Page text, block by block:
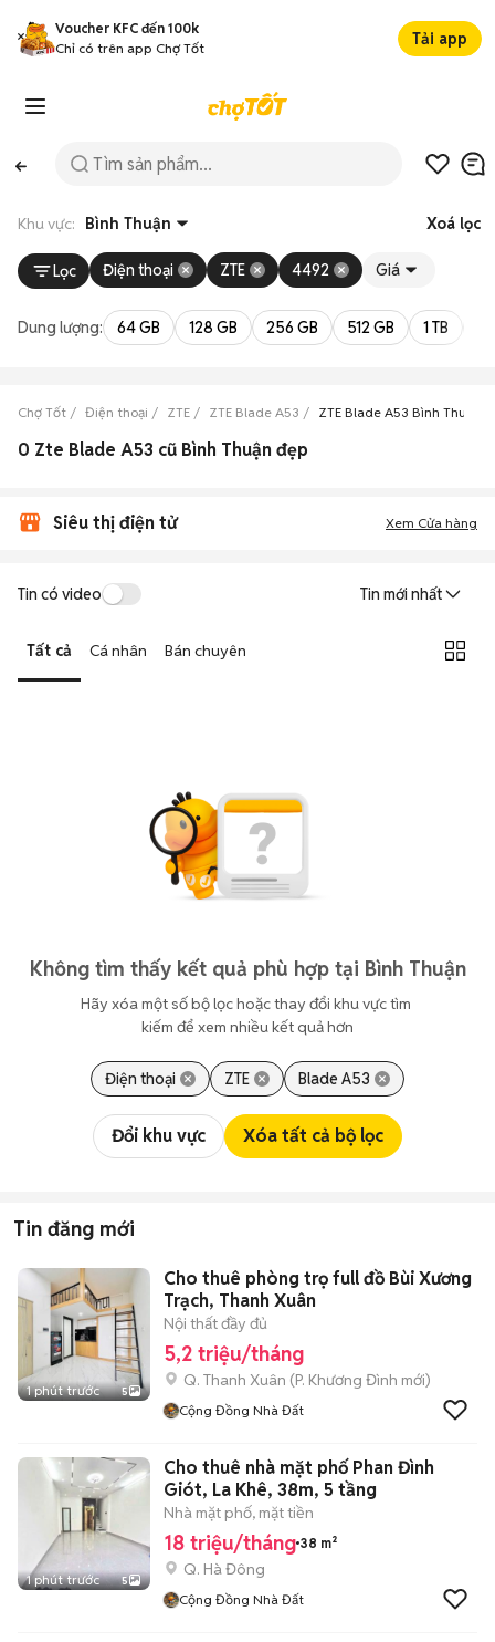
Voucher KFC đến 100k
Chỉ có trên app Chợ Tốt
Tải app
Khu vực: Bình Thuận Xoá lọc
Lọc Điện thoại ZTE 4492 Giá
Dung lượng: 64 GB 128 GB 256 GB 512 GB 1 TB
Chợ Tốt Điện thoại ZTE ZTE Blade A53 ZTE Blade A53 Bình Thuận
0 Zte Blade A53 cũ Bình Thuận đẹp
Siêu thị điện tử Xem Cửa hàng
Tin có video Tin mới nhất
Tất cả Cá nhân Bán chuyên
Không tìm thấy kết quả phù hợp tại Bình Thuận
Hãy xóa một số bộ lọc hoặc thay đổi khu vực tìm
kiếm để xem nhiều kết quả hơn
Điện thoại ZTE Blade A53
Đổi khu vực Xóa tất cả bộ lọc
Tin đăng mới
1 phút trước 5
Cho thuê phòng trọ full đồ Bùi Xương
Trạch, Thanh Xuân
Nội thất đầy đủ
5,2 triệu/tháng
Q. Thanh Xuân (P. Khương Đình mới)
Cộng Đồng Nhà Đất
1 phút trước 5
Cho thuê nhà mặt phố Phan Đình
Giót, La Khê, 38m, 5 tầng
Nhà mặt phố, mặt tiền
18 triệu/tháng 38 m²
Q. Hà Đông
Cộng Đồng Nhà Đất